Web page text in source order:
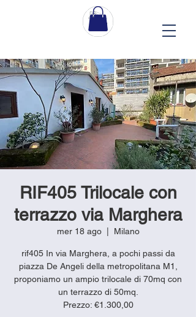
RIF405 Trilocale con
terrazzo via Marghera
mer 18 ago
  |
Milano
rif405 In via Marghera, a pochi passi da
piazza De Angeli della metropolitana M1,
proponiamo un ampio trilocale di 70mq con
un terrazzo di 50mq.
Prezzo: €1.300,00